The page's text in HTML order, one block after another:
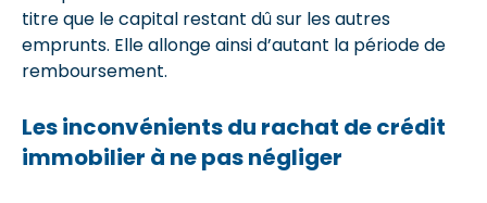
titre que le capital restant dû sur les autres
emprunts. Elle allonge ainsi d’autant la période de
remboursement.
Les inconvénients du rachat de crédit
immobilier à ne pas négliger